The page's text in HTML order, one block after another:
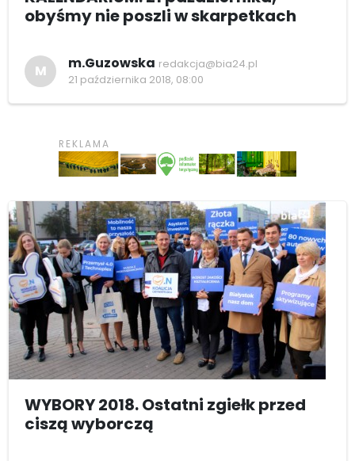
obyśmy nie poszli w skarpetkach
M m.Guzowska redakcja@bia24.pl
21 października 2018, 08:00
WYBORY 2018. Ostatni zgiełk przed
ciszą wyborczą